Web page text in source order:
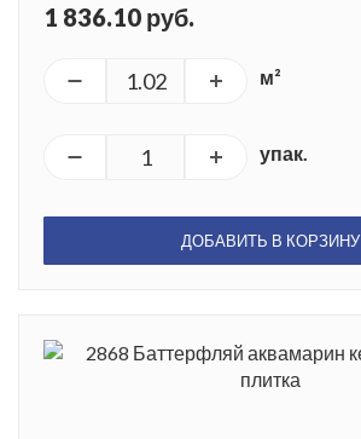
1 836.10 руб.
м²
упак.
ДОБАВИТЬ В КОРЗИНУ